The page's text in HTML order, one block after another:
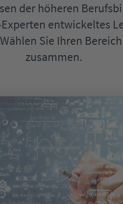
der höheren
entwickeltes
Sie Ihren
zusammen.